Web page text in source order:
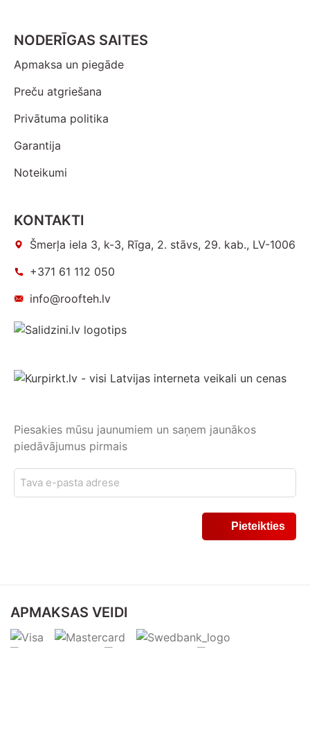
NODERĪGAS SAITES
Apmaksa un piegāde
Preču atgriešana
Privātuma politika
Garantija
Noteikumi
KONTAKTI
Šmerļa iela 3, k-3, Rīga, 2. stāvs, 29. kab., LV-1006
+371 61 112 050
info@roofteh.lv
Piesakies mūsu jaunumiem un saņem jaunākos
piedāvājumus pirmais
APMAKSAS VEIDI